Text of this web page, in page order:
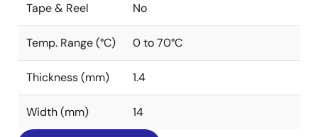
Tape & Reel No
Temp. Range (°C) 0 to 70°C
Thickness (mm) 1.4
Width (mm) 14